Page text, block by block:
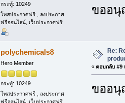
กระทู้: 10249
โพสประกาศฟรี , ลงประกาศ
ฟรีออนไลน์, เว็บประกาศฟรี
ขออนุ
polychemicals8
Hero Member
กระทู้: 10249
โพสประกาศฟรี , ลงประกาศ
ฟรีออนไลน์, เว็บประกาศฟรี
Re:
« ตอบกลับ #9
ขออนุ